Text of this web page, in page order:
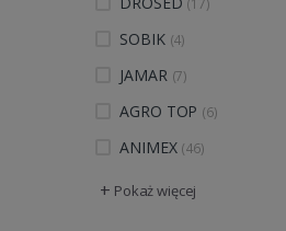
(17)
SOBIK (4)
JAMAR (7)
AGRO TOP (6)
ANIMEX (46)
+ Pokaż więcej